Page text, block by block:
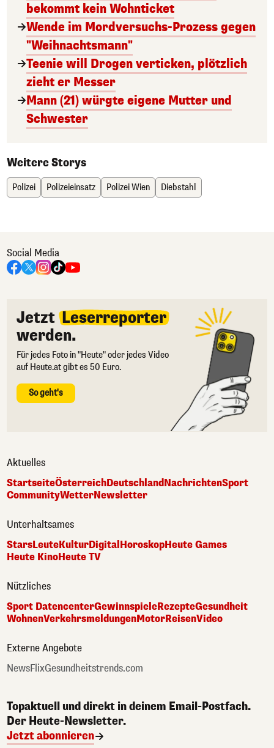
bekommt kein Wohnticket
Wende im Mordversuchs-Prozess gegen
"Weihnachtsmann"
Teenie will Drogen verticken, plötzlich
zieht er Messer
Mann (21) würgte eigene Mutter und
Schwester
Weitere Storys
Polizei Polizeieinsatz Polizei Wien Diebstahl
Social Media
Jetzt Leserreporter
werden.
Für jedes Foto in "Heute" oder jedes Video
auf Heute.at gibt es 50 Euro.
So geht's
Aktuelles
StartseiteÖsterreichDeutschlandNachrichtenSport
CommunityWetterNewsletter
Unterhaltsames
StarsLeuteKulturDigitalHoroskopHeute Games
Heute KinoHeute TV
Nützliches
Sport DatencenterGewinnspieleRezepteGesundheit
WohnenVerkehrsmeldungenMotorReisenVideo
Externe Angebote
NewsFlixGesundheitstrends.com
Topaktuell und direkt in deinem Email-Postfach.
Der Heute-Newsletter.
Jetzt abonnieren